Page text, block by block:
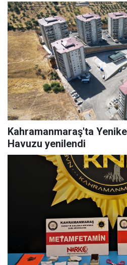
Kahramanmaraş'ta
Havuzu yenilendi